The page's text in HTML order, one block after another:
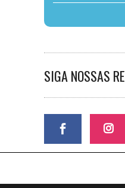
SIGA NOSSAS